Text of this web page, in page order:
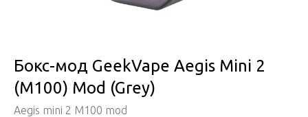
Бокс-мод GeekVape Aegis Mini 2
(M100) Mod (Grey)
Aegis mini 2 M100 mod